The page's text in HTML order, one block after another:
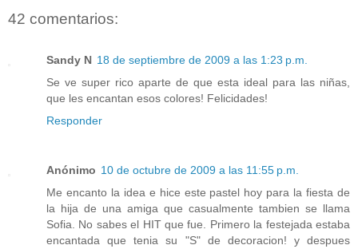
42 comentarios:
Sandy N 18 de septiembre de 2009 a las 1:23 p.m.
Se ve super rico aparte de que esta ideal para las niñas,
que les encantan esos colores! Felicidades!
Responder
Anónimo 10 de octubre de 2009 a las 11:55 p.m.
Me encanto la idea e hice este pastel hoy para la fiesta de
la hija de una amiga que casualmente tambien se llama
Sofia. No sabes el HIT que fue. Primero la festejada estaba
encantada que tenia su "S" de decoracion! y despues